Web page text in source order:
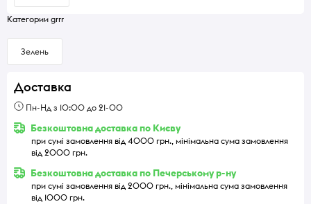
Категории grrr
Зелень
Доставка
Пн-Нд з 10:00 до 21-00
Безкоштовна доставка по Києву
при сумі замовлення від 4000 грн., мінімальна сума замовлення
від 2000 грн.
Безкоштовна доставка по Печерському р-ну
при сумі замовлення від 2000 грн., мінімальна сума замовлення
від 1000 грн.